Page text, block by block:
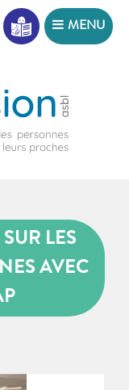
MENU
LES
AVEC